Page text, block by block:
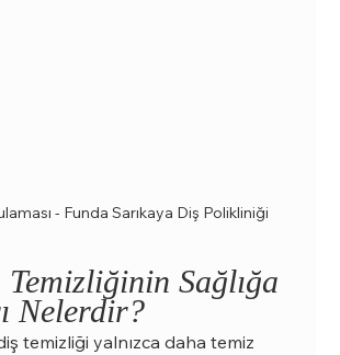
- Funda Sarıkaya Diş Polikliniği
Temizliğinin Sağlığa
Nelerdir?
temizliği yalnızca daha temiz